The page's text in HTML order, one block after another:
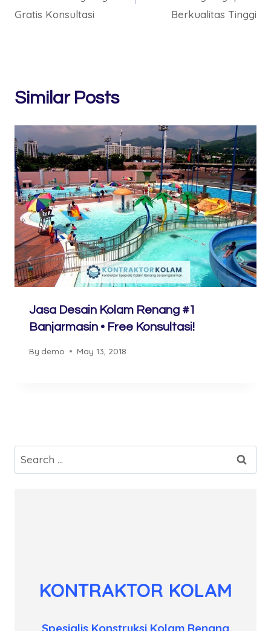
Gratis Konsultasi
Berkualitas Tinggi
Similar Posts
Jasa Desain Kolam Renang #1
Banjarmasin • Free Konsultasi!
By demo May 13, 2018
Search
for:
KONTRAKTOR KOLAM